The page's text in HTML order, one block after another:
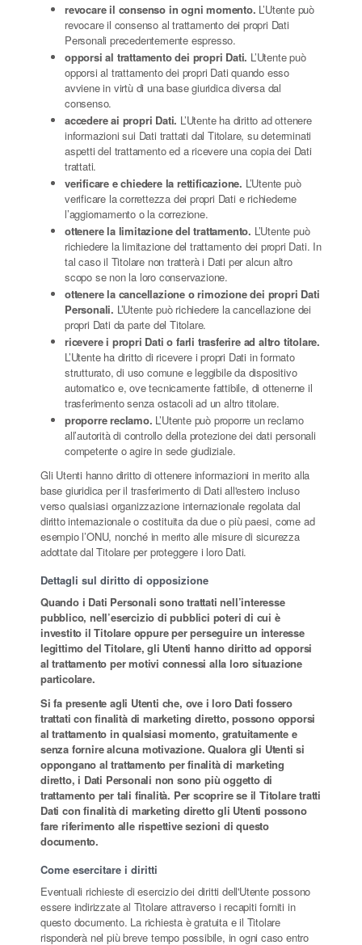
revocare il consenso in ogni momento. L’Utente può
revocare il consenso al trattamento dei propri Dati
Personali precedentemente espresso.
opporsi al trattamento dei propri Dati. L’Utente può
opporsi al trattamento dei propri Dati quando esso
avviene in virtù di una base giuridica diversa dal
consenso.
accedere ai propri Dati. L’Utente ha diritto ad ottenere
informazioni sui Dati trattati dal Titolare, su determinati
aspetti del trattamento ed a ricevere una copia dei Dati
trattati.
verificare e chiedere la rettificazione. L’Utente può
verificare la correttezza dei propri Dati e richiederne
l’aggiornamento o la correzione.
ottenere la limitazione del trattamento. L’Utente può
richiedere la limitazione del trattamento dei propri Dati. In
tal caso il Titolare non tratterà i Dati per alcun altro
scopo se non la loro conservazione.
ottenere la cancellazione o rimozione dei propri Dati
Personali. L’Utente può richiedere la cancellazione dei
propri Dati da parte del Titolare.
ricevere i propri Dati o farli trasferire ad altro titolare.
L’Utente ha diritto di ricevere i propri Dati in formato
strutturato, di uso comune e leggibile da dispositivo
automatico e, ove tecnicamente fattibile, di ottenerne il
trasferimento senza ostacoli ad un altro titolare.
proporre reclamo. L’Utente può proporre un reclamo
all’autorità di controllo della protezione dei dati personali
competente o agire in sede giudiziale.
Gli Utenti hanno diritto di ottenere informazioni in merito alla
base giuridica per il trasferimento di Dati all'estero incluso
verso qualsiasi organizzazione internazionale regolata dal
diritto internazionale o costituita da due o più paesi, come ad
esempio l’ONU, nonché in merito alle misure di sicurezza
adottate dal Titolare per proteggere i loro Dati.
Dettagli sul diritto di opposizione
Quando i Dati Personali sono trattati nell’interesse
pubblico, nell’esercizio di pubblici poteri di cui è
investito il Titolare oppure per perseguire un interesse
legittimo del Titolare, gli Utenti hanno diritto ad opporsi
al trattamento per motivi connessi alla loro situazione
particolare.
Si fa presente agli Utenti che, ove i loro Dati fossero
trattati con finalità di marketing diretto, possono opporsi
al trattamento in qualsiasi momento, gratuitamente e
senza fornire alcuna motivazione. Qualora gli Utenti si
oppongano al trattamento per finalità di marketing
diretto, i Dati Personali non sono più oggetto di
trattamento per tali finalità. Per scoprire se il Titolare tratti
Dati con finalità di marketing diretto gli Utenti possono
fare riferimento alle rispettive sezioni di questo
documento.
Come esercitare i diritti
Eventuali richieste di esercizio dei diritti dell'Utente possono
essere indirizzate al Titolare attraverso i recapiti forniti in
questo documento. La richiesta è gratuita e il Titolare
risponderà nel più breve tempo possibile, in ogni caso entro